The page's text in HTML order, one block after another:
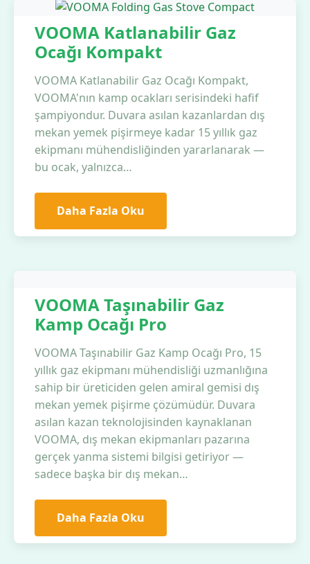
VOOMA Katlanabilir Gaz
Ocağı Kompakt
VOOMA Katlanabilir Gaz Ocağı Kompakt,
VOOMA'nın kamp ocakları serisindeki hafif
şampiyondur. Duvara asılan kazanlardan dış
mekan yemek pişirmeye kadar 15 yıllık gaz
ekipmanı mühendisliğinden yararlanarak —
bu ocak, yalnızca…
Daha Fazla Oku
VOOMA Taşınabilir Gaz
Kamp Ocağı Pro
VOOMA Taşınabilir Gaz Kamp Ocağı Pro, 15
yıllık gaz ekipmanı mühendisliği uzmanlığına
sahip bir üreticiden gelen amiral gemisi dış
mekan yemek pişirme çözümüdür. Duvara
asılan kazan teknolojisinden kaynaklanan
VOOMA, dış mekan ekipmanları pazarına
gerçek yanma sistemi bilgisi getiriyor —
sadece başka bir dış mekan…
Daha Fazla Oku